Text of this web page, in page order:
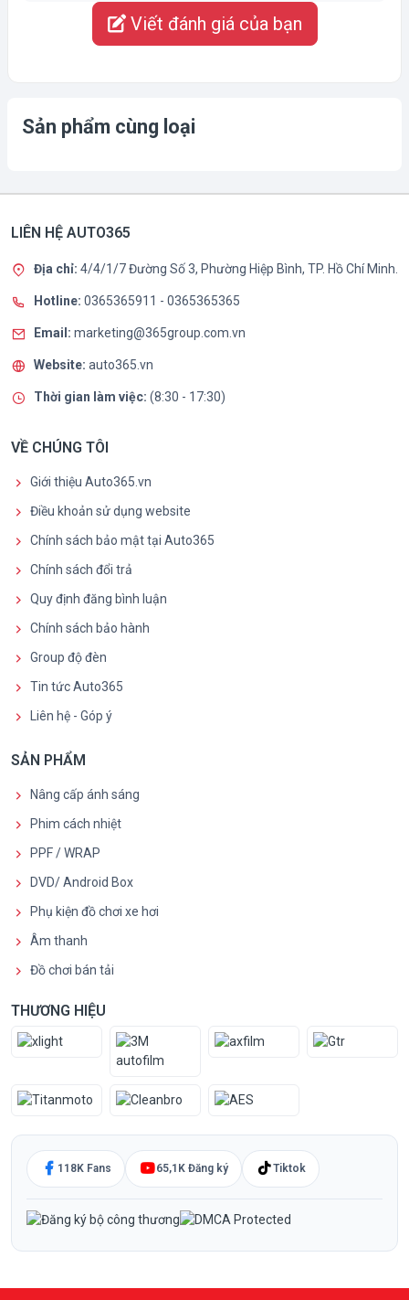
Viết đánh giá của bạn
Sản phẩm cùng loại
LIÊN HỆ AUTO365
Địa chỉ: 4/4/1/7 Đường Số 3, Phường Hiệp Bình, TP. Hồ Chí Minh.
Hotline: 0365365911 - 0365365365
Email: marketing@365group.com.vn
Website: auto365.vn
Thời gian làm việc: (8:30 - 17:30)
VỀ CHÚNG TÔI
Giới thiệu Auto365.vn
Điều khoản sử dụng website
Chính sách bảo mật tại Auto365
Chính sách đổi trả
Quy định đăng bình luận
Chính sách bảo hành
Group độ đèn
Tin tức Auto365
Liên hệ - Góp ý
SẢN PHẨM
Nâng cấp ánh sáng
Phim cách nhiệt
PPF / WRAP
DVD/ Android Box
Phụ kiện đồ chơi xe hơi
Âm thanh
Đồ chơi bán tải
THƯƠNG HIỆU
118K Fans 65,1K Đăng ký Tiktok